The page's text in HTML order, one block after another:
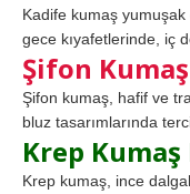
Kadife kumaş
gece kıyafetlerinde, iç
Şifon
Şifon kumaş, hafif ve
bluz tasarımlarında
Krep
Krep kumaş, ince